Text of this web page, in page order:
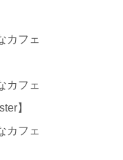
カフェ
カフェ
】
カフェ